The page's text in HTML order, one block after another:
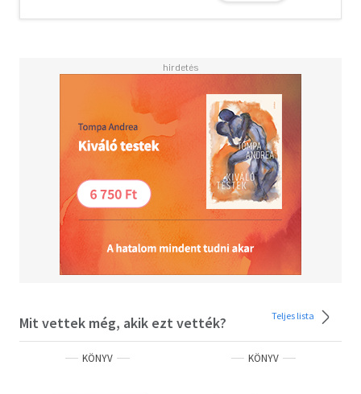
Mit vettek még, akik ezt vették? Teljes lista
KÖNYV KÖNYV